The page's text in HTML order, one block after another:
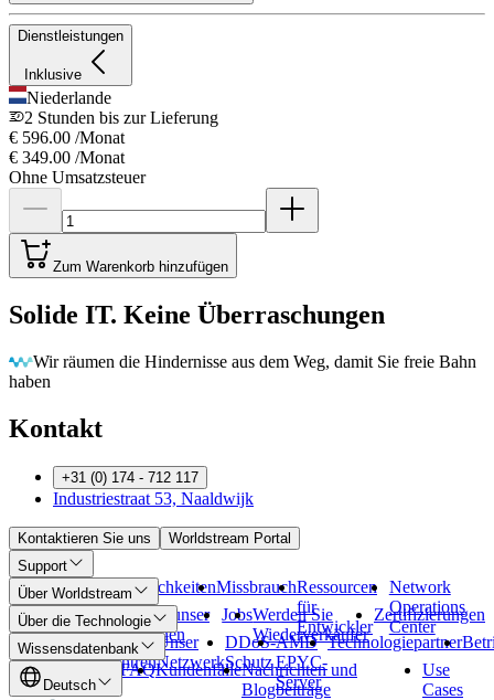
Dienstleistungen
Inklusive
Niederlande
2 Stunden bis zur Lieferung
€ 596.00 /Monat
€ 349.00 /Monat
Ohne Umsatzsteuer
Zum Warenkorb hinzufügen
Solide IT. Keine Überraschungen
Wir räumen die Hindernisse aus dem Weg, damit Sie freie Bahn
haben
Kontakt
+31 (0) 174 - 712 117
Industriestraat 53, Naaldwijk
Kontaktieren Sie uns
Worldstream Portal
Support
ZahlungsmöglichkeitenMissbrauchRessourcen
für
Entwickler
Network
Operations
Center
Über Worldstream
Über
uns
Lernen Sie unser
Team kennen
JobsWerden Sie
Wiederverkäufer
Zertifizierungen
Über die Technologie
Unsere
Rechenzentren
Unser
Netzwerk
DDoS-
Schutz
AMD
EPYC-
Server
Technologiepartner
Wissensdatenbank
FAQKundenfälleNachrichten und
Blogbeiträge
Use
Cases
Deutsch